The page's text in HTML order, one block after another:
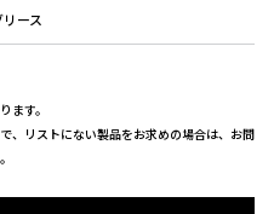
ース
ます。
、リストにない製品をお求めの場合は、お問